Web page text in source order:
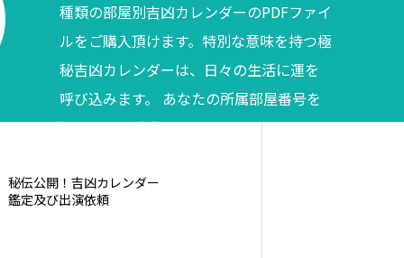
種類の部屋別吉凶カレンダーのPDFファイ
ルをご購入頂けます。特別な意味を持つ極
秘吉凶カレンダーは、日々の生活に運を
呼び込みます。 あなたの所属部屋番号を
調べてからご購入ください。
秘伝公開！吉凶カレンダー
鑑定及び出演依頼